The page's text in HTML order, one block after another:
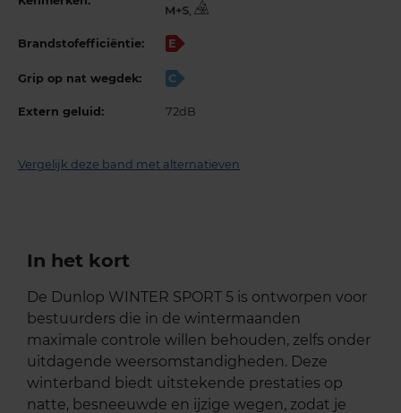
,
Brandstofefficiëntie: E
Grip op nat wegdek: C
Extern geluid: 72dB
Vergelijk deze band met alternatieven
In het kort
De Dunlop WINTER SPORT 5 is ontworpen voor
bestuurders die in de wintermaanden
maximale controle willen behouden, zelfs onder
uitdagende weersomstandigheden. Deze
winterband biedt uitstekende prestaties op
natte, besneeuwde en ijzige wegen, zodat je